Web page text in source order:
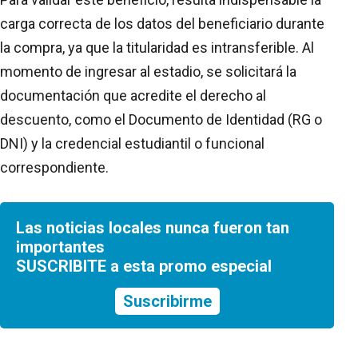
carga correcta de los datos del beneficiario durante
la compra, ya que la titularidad es intransferible. Al
momento de ingresar al estadio, se solicitará la
documentación que acredite el derecho al
descuento, como el Documento de Identidad (RG o
DNI) y la credencial estudiantil o funcional
correspondiente.
Las noticias locales nunca fueron tan
importantes
SUSCRIBITE a esta promo especial
Suscribirme